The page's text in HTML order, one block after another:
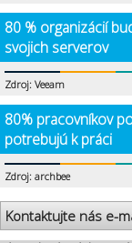
80 % organizácií
svojich serverov
Zdroj: Veeam
80% pracovníkov
potrebujú k práci
Zdroj: archbee
Kontaktujte nás e-